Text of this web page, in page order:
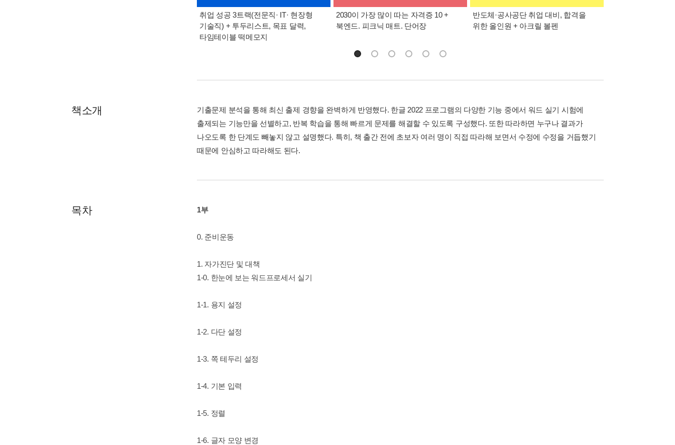
취업 성공 3트랙(전문직· IT· 현장형
기술직) + 투두리스트, 목표 달력,
타임테이블 떡메모지
2030이 가장 많이 따는 자격증 10 +
북엔드. 피크닉 매트. 단어장
반도체·공사공단 취업 대비, 합격을
위한 올인원 + 아크릴 볼펜
책소개
기출문제 분석을 통해 최신 출제 경향을 완벽하게 반영했다. 한글 2022 프로그램의 다양한 기능 중에서 워드 실기 시험에
출제되는 기능만을 선별하고, 반복 학습을 통해 빠르게 문제를 해결할 수 있도록 구성했다. 또한 따라하면 누구나 결과가
나오도록 한 단계도 빼놓지 않고 설명했다. 특히, 책 출간 전에 초보자 여러 명이 직접 따라해 보면서 수정에 수정을 거듭했기
때문에 안심하고 따라해도 된다.
목차 1부
0. 준비운동
1. 자가진단 및 대책
1-0. 한눈에 보는 워드프로세서 실기
1-1. 용지 설정
1-2. 다단 설정
1-3. 쪽 테두리 설정
1-4. 기본 입력
1-5. 정렬
1-6. 글자 모양 변경